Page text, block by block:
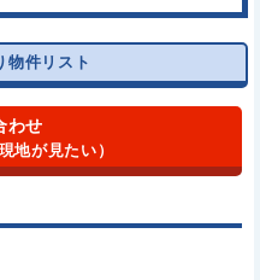
物件リスト
わせ
地が見たい）